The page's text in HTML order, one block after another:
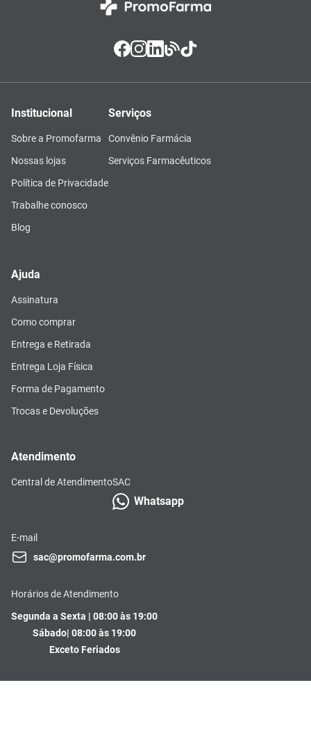
73,62no PIX
xR$ 37,95 sem
－
Institucional
Sobre a Promofarma
Nossas lojas
Política de Privacidade
Trabalhe conosco
Blog
Serviços
Convênio Farmácia
Serviços Farmacêuticos
Ajuda
Assinatura
Como comprar
Entrega e Retirada
Entrega Loja Física
Forma de Pagamento
Trocas e Devoluções
Atendimento
Central de AtendimentoSAC
Whatsapp
E-mail
sac@promofarma.com.br
Horários de Atendimento
Segunda a Sexta | 08:00 às 19:00
Sábado| 08:00 às 19:00
Exceto Feriados